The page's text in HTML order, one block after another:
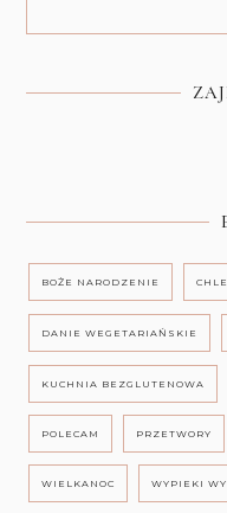
BOŻE NARODZENIE
DANIE WEGETARIAŃSKIE
KUCHNIA BEZGLUTENOWA
POLECAM PRZETWORY
WIELKANOC WYPIEKI